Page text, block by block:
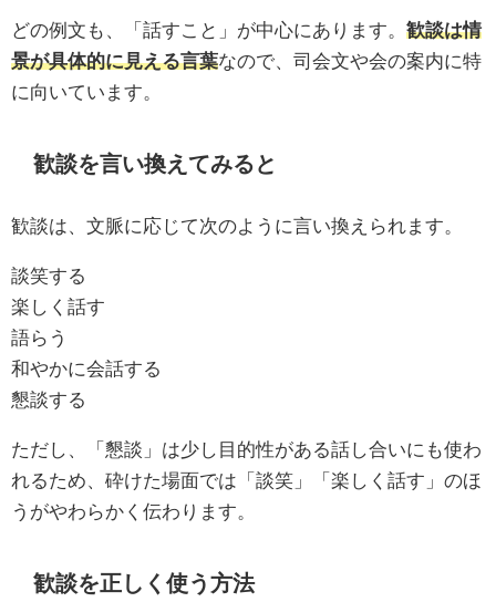
どの例文も、「話すこと」が中心にあります。 歓談は情
景が具体的に見える言葉なので、司会文や会の案内に特
に向いています。
歓談を言い換えてみると
歓談は、文脈に応じて次のように言い換えられます。
談笑する
楽しく話す
語らう
和やかに会話する
懇談する
ただし、「懇談」は少し目的性がある話し合いにも使わ
れるため、砕けた場面では「談笑」「楽しく話す」のほ
うがやわらかく伝わります。
歓談を正しく使う方法